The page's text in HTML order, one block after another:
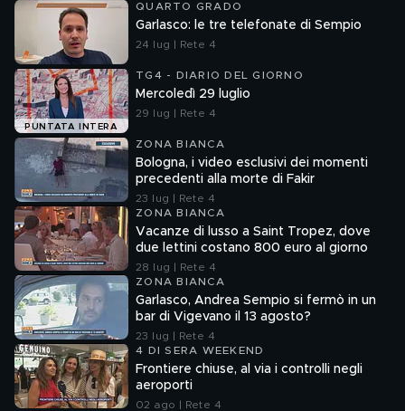
QUARTO GRADO
Garlasco: le tre telefonate di Sempio
24 lug | Rete 4
PUNTATA INTERA
TG4 - DIARIO DEL GIORNO
Mercoledì 29 luglio
29 lug | Rete 4
ZONA BIANCA
Bologna, i video esclusivi dei momenti
precedenti alla morte di Fakir
23 lug | Rete 4
ZONA BIANCA
Vacanze di lusso a Saint Tropez, dove
due lettini costano 800 euro al giorno
28 lug | Rete 4
ZONA BIANCA
Garlasco, Andrea Sempio si fermò in un
bar di Vigevano il 13 agosto?
23 lug | Rete 4
4 DI SERA WEEKEND
Frontiere chiuse, al via i controlli negli
aeroporti
02 ago | Rete 4